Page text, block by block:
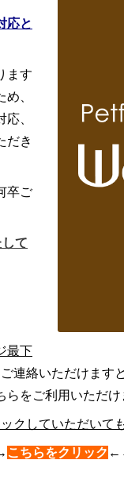
応と
ます
、
、
だき
卒ご
て
最下
連絡いただけます
をご利用いただけ
クしていただいて
こちらをクリック